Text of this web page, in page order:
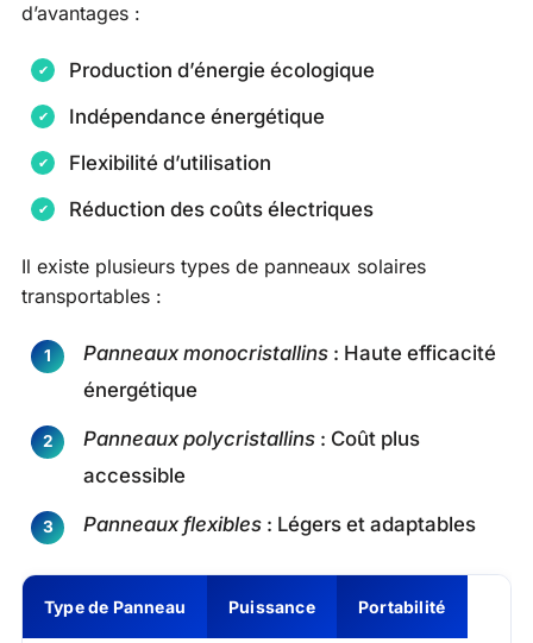
d’avantages :
Production d’énergie écologique
Indépendance énergétique
Flexibilité d’utilisation
Réduction des coûts électriques
Il existe plusieurs types de panneaux solaires
transportables :
Panneaux monocristallins : Haute efficacité
énergétique
Panneaux polycristallins : Coût plus
accessible
Panneaux flexibles : Légers et adaptables
Type de Panneau Puissance Portabilité